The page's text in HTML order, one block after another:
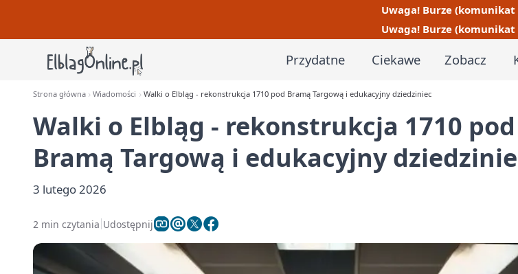
Uwaga! Burze (komunikat
Uwaga! Burze (komunikat
Przydatne Ciekawe Zobacz
Strona główna Wiadomości Walki o Elbląg - rekonstrukcja 1710 pod Bramą Targową i edukacyjny dziedziniec
Walki o Elbląg - rekonstrukcja 1710 pod
Bramą Targową i edukacyjny
3 lutego 2026
2 min czytania Udostępnij